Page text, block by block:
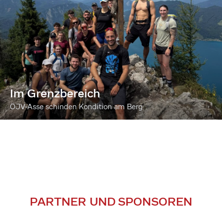
Im Grenzbereich
ÖJV-Asse schinden Kondition am Berg
PARTNER UND SPONSOREN